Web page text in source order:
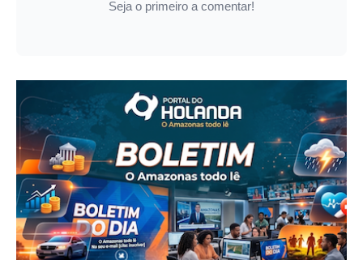
Seja o primeiro a comentar!